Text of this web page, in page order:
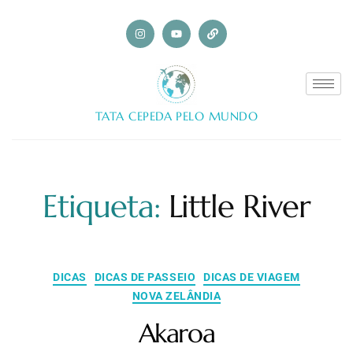
TATA CEPEDA PELO MUNDO
Etiqueta: Little River
DICAS DICAS DE PASSEIO
DICAS DE VIAGEM
NOVA ZELÂNDIA
Akaroa